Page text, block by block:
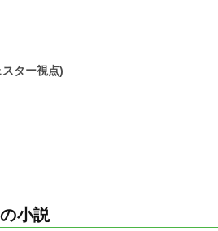
スター視点)
小説